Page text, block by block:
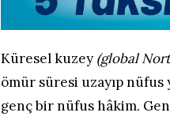
Küresel kuzey (global
ömür süresi uzayıp
genç bir nüfus hâkim.